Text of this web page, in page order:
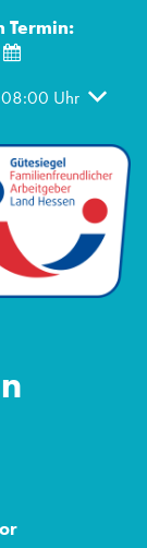
Termin:
08:00 Uhr